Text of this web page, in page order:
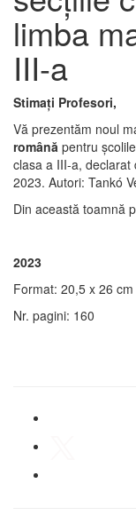
limba
III-a
Stimați Profesori,
Vă prezentăm noul
română pentru
clasa a III-a, declarat
2023. Autori: Tankó
Din această toamnă
2023
Format: 20,5 x 26 cm
Nr. pagini: 160